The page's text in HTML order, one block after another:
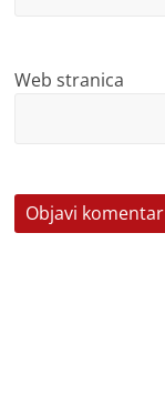
Web stranica